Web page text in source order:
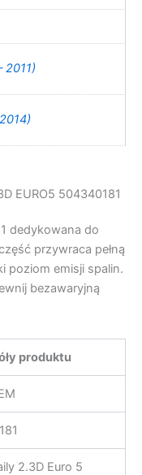
2011)
EURO5 504340181
dedykowana do
przywraca pełną
poziom emisji spalin.
bezawaryjną
produktu
2.3D Euro 5